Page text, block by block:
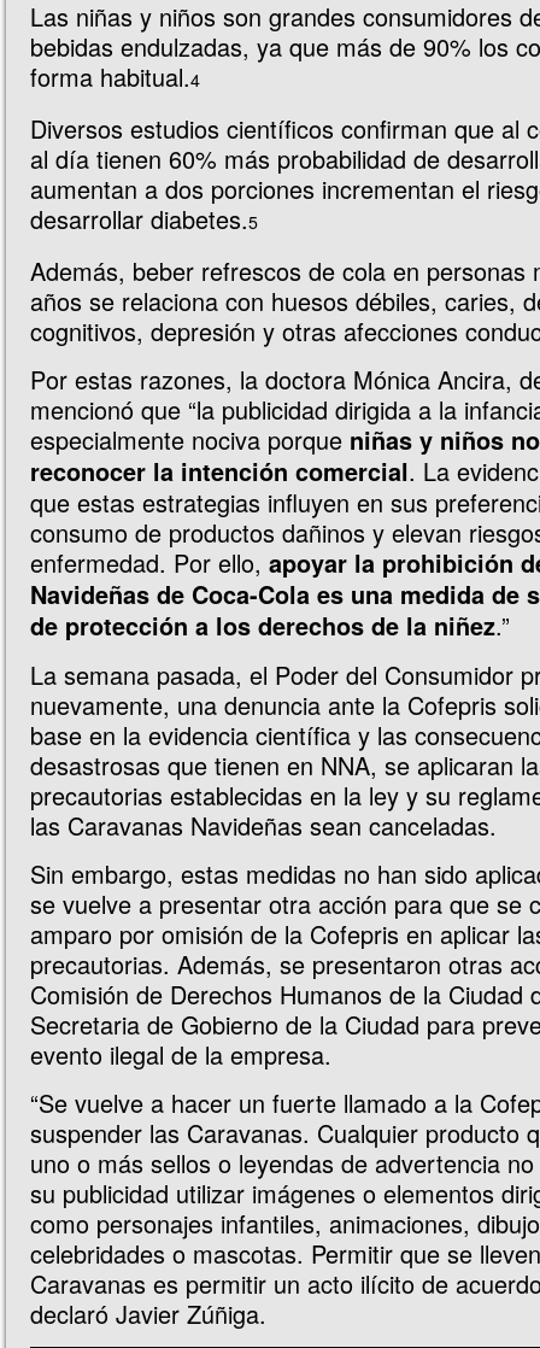
Las niñas y niños son grandes consumidores
bebidas endulzadas, ya que más de 90% los
forma habitual.4
Diversos estudios científicos confirman que al
al día tienen 60% más probabilidad de
aumentan a dos porciones incrementan el
desarrollar diabetes.5
Además, beber refrescos de cola en personas
años se relaciona con huesos débiles, caries,
cognitivos, depresión y otras afecciones
Por estas razones, la doctora Mónica Ancira,
mencionó que “la publicidad dirigida a la
especialmente nociva porque niñas y niños
reconocer la intención comercial. La
que estas estrategias influyen en sus
consumo de productos dañinos y elevan
enfermedad. Por ello, apoyar la prohibición
Navideñas de Coca-Cola es una medida de
de protección a los derechos de la niñez.”
La semana pasada, el Poder del Consumidor
nuevamente, una denuncia ante la Cofepris
base en la evidencia científica y las
desastrosas que tienen en NNA, se aplicaran
precautorias establecidas en la ley y su
las Caravanas Navideñas sean canceladas.
Sin embargo, estas medidas no han sido
se vuelve a presentar otra acción para que se
amparo por omisión de la Cofepris en aplicar
precautorias. Además, se presentaron otras
Comisión de Derechos Humanos de la Ciudad
Secretaria de Gobierno de la Ciudad para
evento ilegal de la empresa.
“Se vuelve a hacer un fuerte llamado a la
suspender las Caravanas. Cualquier producto
uno o más sellos o leyendas de advertencia
su publicidad utilizar imágenes o elementos
como personajes infantiles, animaciones,
celebridades o mascotas. Permitir que se
Caravanas es permitir un acto ilícito de
declaró Javier Zúñiga.